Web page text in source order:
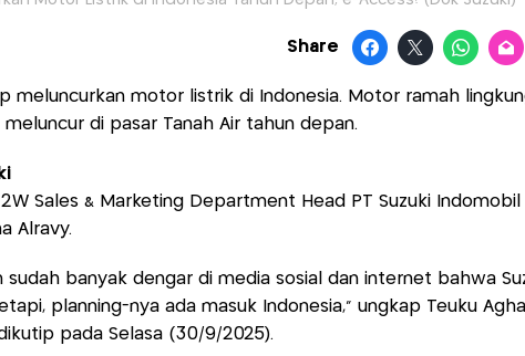
Share
meluncurkan motor listrik di Indonesia. Motor ramah
di pasar Tanah Air tahun depan.
Sales & Marketing Department Head PT Suzuki Indomobil
Alravy.
banyak dengar di media sosial dan internet bahwa
planning-nya ada masuk Indonesia,” ungkap Teuku Agha
pada Selasa (30/9/2025).